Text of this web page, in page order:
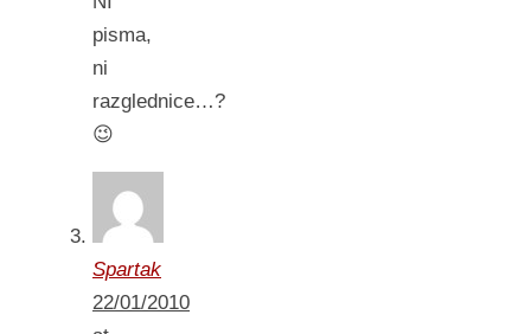
pisma,
ni
razglednice…?
😉
Spartak
22/01/2010